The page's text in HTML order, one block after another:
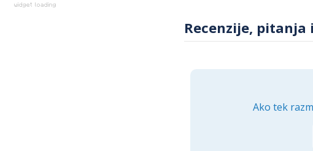
Recenzije, pitanja
Ako tek